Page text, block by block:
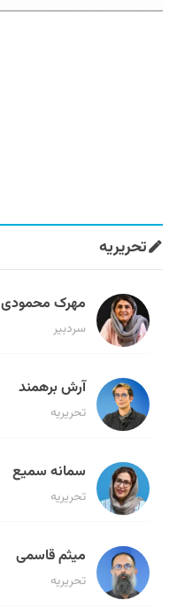
تحریریه
مهرک محمودی
سردبیر
آرش برهمند
تحریریه
سمانه سمیع
تحریریه
میثم قاسمی
تحریریه